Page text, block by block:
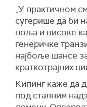
„У практичном
сугерише да би
поља и високе
генеричке
најбоље шансе
краткотрајних
Кипинг каже да
под сталним